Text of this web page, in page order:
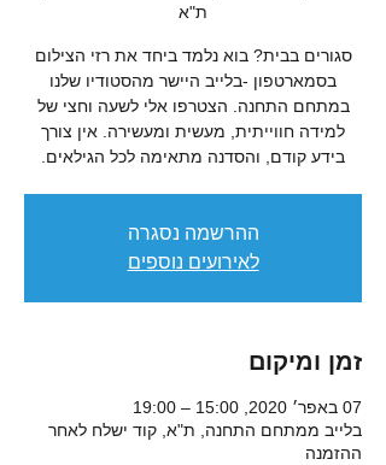
ת"א
סגורים בבית? בוא נלמד ביחד את רזי הצילום
במתחם התחנה. הצטרפו אלי לשעה וחצי של
למידה חווייתית, מעשית ומעשירה. אין צורך
בידע קודם, והסדנה מתאימה לכל הגילאים.
ההרשמה נסגרה
לאירועים נוספים
זמן ומיקום
07 באפר׳ 2020, 15:00 – 19:00
בלייב ממתחם התחנה, ת"א, קוד ישלח לאחר
ההזמנה